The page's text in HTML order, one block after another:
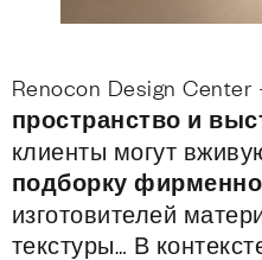
Renocon Design
пространство и
клиенты могут
подборку
изготовителей
текстуры… В